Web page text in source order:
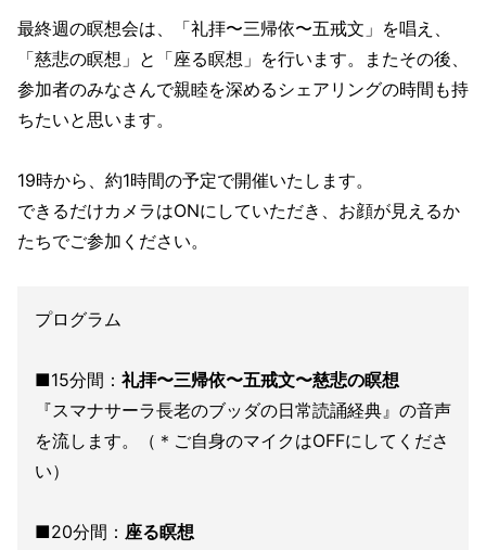
最終週の瞑想会は、「礼拝〜三帰依〜五戒文」を唱え、
「慈悲の瞑想」と「座る瞑想」を行います。またその後、
参加者のみなさんで親睦を深めるシェアリングの時間も持
ちたいと思います。
19時から、約1時間の予定で開催いたします。
できるだけカメラはONにしていただき、お顔が見えるか
たちでご参加ください。
プログラム
■15分間： 礼拝〜三帰依〜五戒文〜慈悲の瞑想
『スマナサーラ長老のブッダの日常読誦経典』の音声
を流します。（＊ご自身のマイクはOFFにしてくださ
い）
■20分間： 座る瞑想